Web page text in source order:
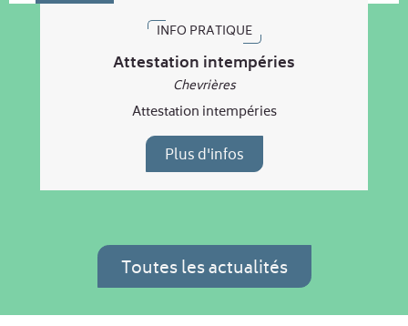
INFO PRATIQUE
Attestation intempéries
Chevrières
Attestation intempéries
Plus d'infos
Toutes les actualités